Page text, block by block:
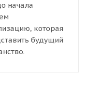
начала
которая
будущий